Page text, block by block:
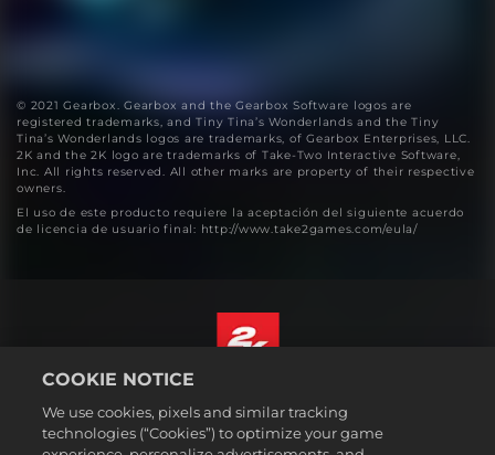
© 2021 Gearbox. Gearbox and the Gearbox Software logos are
registered trademarks, and Tiny Tina’s Wonderlands and the Tiny
Tina’s Wonderlands logos are trademarks, of Gearbox Enterprises, LLC.
2K and the 2K logo are trademarks of Take-Two Interactive Software,
Inc. All rights reserved. All other marks are property of their respective
owners.
El uso de este producto requiere la aceptación del siguiente acuerdo
de licencia de usuario final: http://www.take2games.com/eula/
Aviso legal
Español (México)
COOKIE NOTICE
We use cookies, pixels and similar tracking
technologies (“Cookies”) to optimize your game